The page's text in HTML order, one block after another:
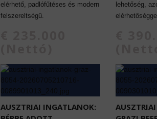
elérhető, padlófűtéses és modern
felszereltségű.
lehetőség,
AUSZTRIAI INGATLANOK: